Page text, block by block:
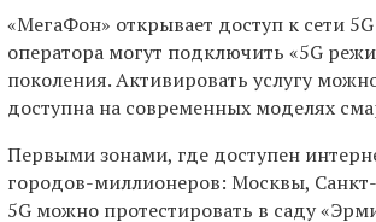
«МегаФон» открывает доступ к сети
оператора могут подключить «5G
поколения. Активировать услугу
доступна на современных моделях
Первыми зонами, где доступен
городов-миллионеров: Москвы,
5G можно протестировать в саду